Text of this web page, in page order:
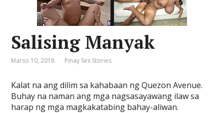
Salising Manyak
Marso 10, 2018 Pinay Sex Stories
Kalat na ang dilim sa kahabaan ng Quezon Avenue.
Buhay na naman ang mga nagsasayawang ilaw sa
harap ng mga magkakatabing bahay-aliwan.